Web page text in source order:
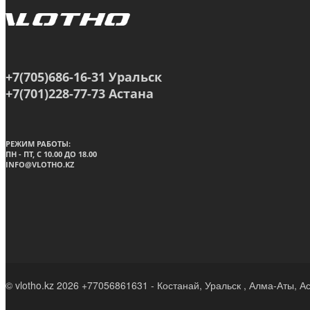
+7(705)686-16-31 Уральск
+7(701)228-77-73 Астана
РЕЖИМ РАБОТЫ:
ПН - ПТ, C 10.00 ДО 18.00
INFO@VLOTHO.KZ
© vlotho.kz 2026 +77056861631 - Костанай, Уральск , Алма-Аты,